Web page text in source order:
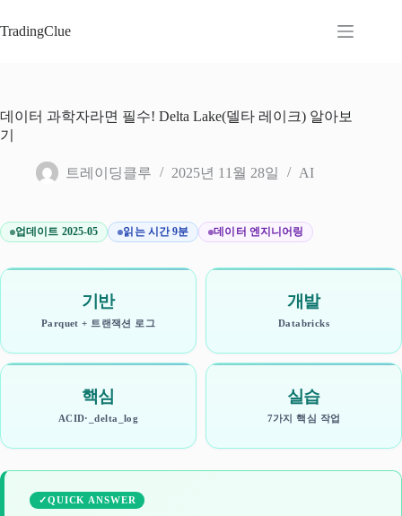
문
뛰
기
TradingClue
데이터 과학자라면 필수! Delta Lake(델타 레이크) 알아보
기
트레이딩클루 2025년 11월 28일 AI
업데이트 2025-05 읽는 시간 9분 데이터 엔지니어링
기반
Parquet + 트랜잭션 로그
개발
Databricks
핵심
ACID·_delta_log
실습
7가지 핵심 작업
QUICK ANSWER